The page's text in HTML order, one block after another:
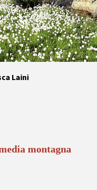
Laini
montagna